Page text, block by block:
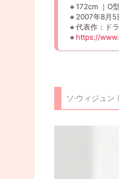
🔸172cm ｜O
🔸2007年8月5
🔸代表作：ド
🔸 https://
ソ·ウィジュン